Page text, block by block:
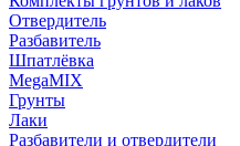
Отвердитель
Разбавитель
Шпатлёвка
MegaMIX
Грунты
Лаки
Разбавители и отвердители